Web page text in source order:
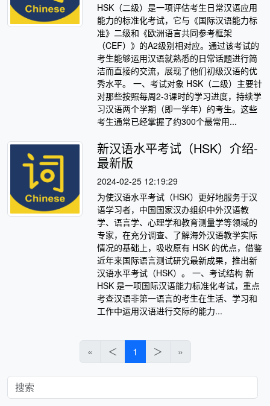
HSK（二级）是一项评估考生日常汉语应用
能力的标准化考试，它与《国际汉语能力标
准》二级和《欧洲语言共同参考框架
（CEF）》的A2级别相对应。通过该考试的
考生能够运用汉语就熟悉的日常话题进行简
洁而直接的交流，展现了他们初级汉语的优
秀水平。 一、考试对象 HSK（二级）主要针
对那些按照每周2-3课时的学习进度，持续学
习汉语两个学期（即一学年）的考生。这些
考生通常已经掌握了约300个最常用...
新汉语水平考试（HSK）介绍-
最新版
2024-02-25 12:19:29
为使汉语水平考试（HSK）更好地服务于汉
语学习者，中国国家汉办组织中外汉语教
学、语言学、心理学和教育测量学等领域的
专家，在充分调查、了解海外汉语教学实际
情况的基础上，吸收原有 HSK 的优点，借鉴
近年来国际语言测试研究最新成果，推出新
汉语水平考试（HSK）。 一、考试结构 新
HSK 是一项国际汉语能力标准化考试，重点
考查汉语非第一语言的考生在生活、学习和
工作中运用汉语进行交际的能力...
« ＜ 1 ＞ »